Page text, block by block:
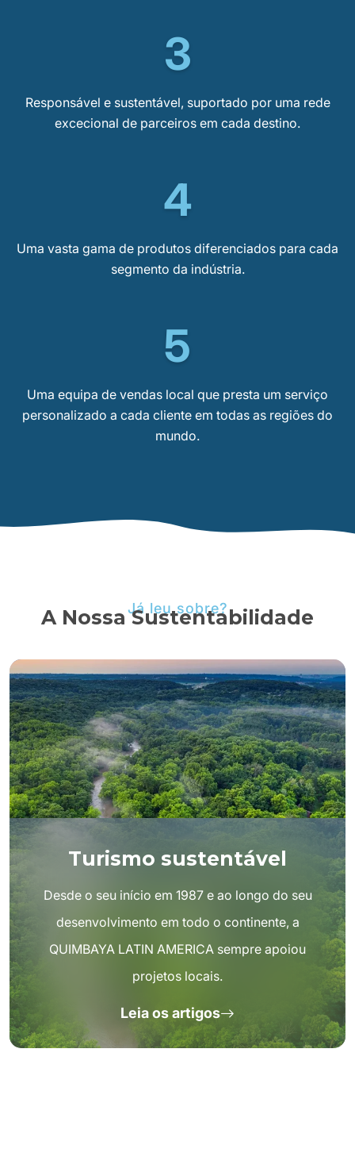
3
Responsável e sustentável, suportado por uma rede
excecional de parceiros em cada destino.
4
Uma vasta gama de produtos diferenciados para cada
segmento da indústria.
5
Uma equipa de vendas local que presta um serviço
personalizado a cada cliente em todas as regiões do
mundo.
Já leu sobre?
A Nossa Sustentabilidade
Turismo sustentável
Desde o seu início em 1987 e ao longo do seu
desenvolvimento em todo o continente, a
QUIMBAYA LATIN AMERICA sempre apoiou
projetos locais.
Leia os artigos